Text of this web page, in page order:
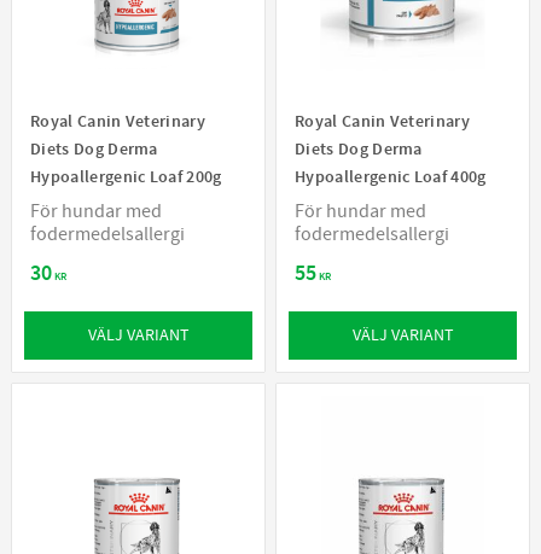
Royal Canin Veterinary
Diets Dog Derma
Hypoallergenic Loaf 200g
För hundar med
fodermedelsallergi
30KR
VÄLJ VARIANT
Royal Canin Veterinary
Diets Dog Derma
Hypoallergenic Loaf 400g
För hundar med
fodermedelsallergi
55KR
VÄLJ VARIANT